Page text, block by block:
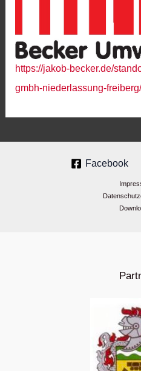
https://jakob-becker.de/
gmbh-niederlassung-freiberg/
Facebook